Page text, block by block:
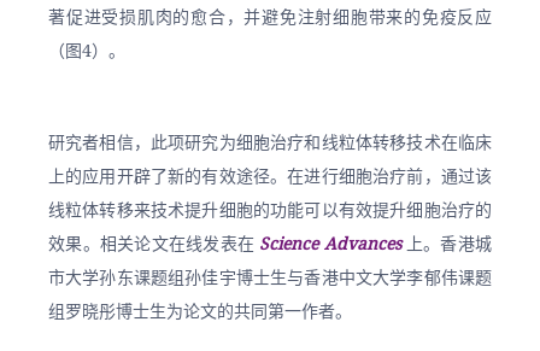
著促进受损肌肉的愈合，并避免注射细胞带来的免疫反应
（图4）。
研究者相信，此项研究为细胞治疗和线粒体转移技术在临床
上的应用开辟了新的有效途径。在进行细胞治疗前，通过该
线粒体转移来技术提升细胞的功能可以有效提升细胞治疗的
效果。相关论文在线发表在 Science Advances 上。香港城
市大学孙东课题组孙佳宇博士生与香港中文大学李郁伟课题
组罗晓彤博士生为论文的共同第一作者。